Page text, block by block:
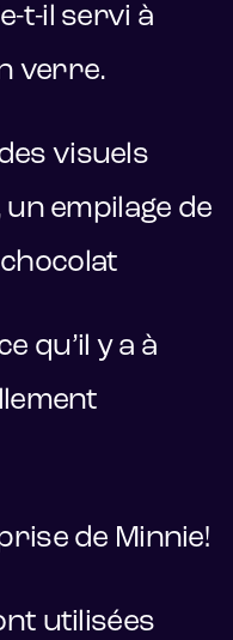
t-il servi à
verre.
visuels
empilage de
qu’il y a à
de Minnie!
utilisées